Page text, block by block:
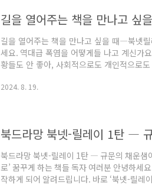
길을 열어주는 책을 만나고 싶
길을 열어주는 책을 만나고 싶을 때―북넷
세요. 역대급 폭염을 어떻게들 나고 계신가
황들도 안 좋아, 사회적으로도 개인적으로
가 갈 길을 알려 주는 책들을 만나는 건 어떨
2024. 8. 19.
북드라망 북넷-릴레이 1탄 ― 규문의 채운샘
로’ 꿈꾸게 하는 책들 독자 여러분 안녕하세
작하게 되어 알려드립니다. 바로 ‘북넷-릴레